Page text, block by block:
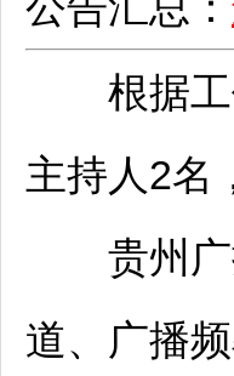
根据工
主持人2名
贵州广
道、广播